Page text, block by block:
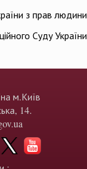
з прав людини
Суду України
м.Київ
14.